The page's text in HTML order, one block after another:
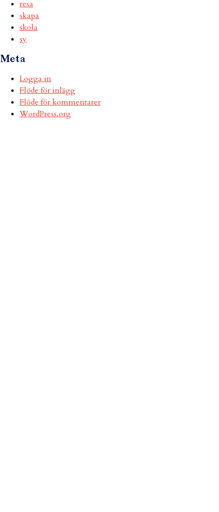
resa
skapa
skola
sy
Meta
Logga in
Flöde för inlägg
Flöde för kommentarer
WordPress.org